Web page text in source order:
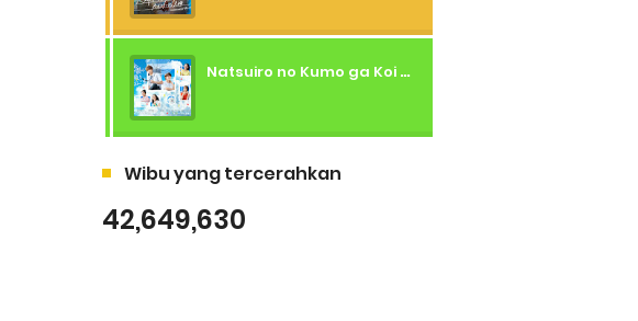
Natsuiro no Kumo ga Koi to Arashi wo Makiokosu (2026) - 01 Subtitle Indonesia
Wibu yang tercerahkan
42,649,630